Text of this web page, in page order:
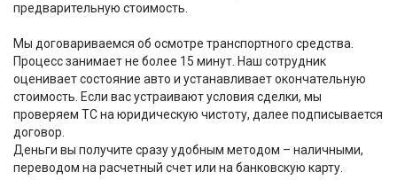
предварительную стоимость.
Мы договариваемся об осмотре транспортного средства.
Процесс занимает не более 15 минут. Наш сотрудник
оценивает состояние авто и устанавливает окончательную
стоимость. Если вас устраивают условия сделки, мы
проверяем ТС на юридическую чистоту, далее подписывается
договор.
Деньги вы получите сразу удобным методом – наличными,
переводом на расчетный счет или на банковскую карту.